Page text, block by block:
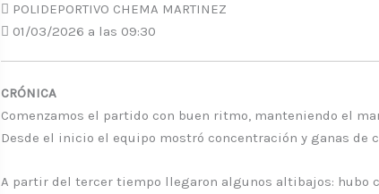
POLIDEPORTIVO CHEMA MARTINEZ
01/03/2026 a las 09:30
CRÓNICA
Comenzamos el partido con buen ritmo, manteniendo el
Desde el inicio el equipo mostró concentración y ganas de
A partir del tercer tiempo llegaron algunos altibajos: hubo